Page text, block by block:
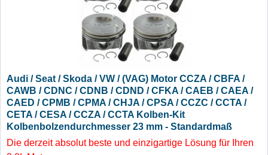
Audi / Seat / Skoda / VW / (VAG) Motor CCZA / CBFA /
CAWB / CDNC / CDNB / CDND / CFKA / CAEB / CAEA /
CAED / CPMB / CPMA / CHJA / CPSA / CCZC / CCTA /
CETA / CESA / CCZA / CCTA Kolben-Kit
Kolbenbolzendurchmesser 23 mm - Standardmaß
Die derzeit absolut beste und einzigartige Lösung für Ihren